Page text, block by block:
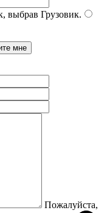
выбрав Грузовик.
Пожалуйста,